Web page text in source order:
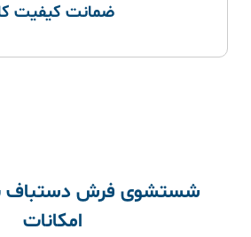
ضمانت کیفیت
شستشوی فرش دستباف
امکانات